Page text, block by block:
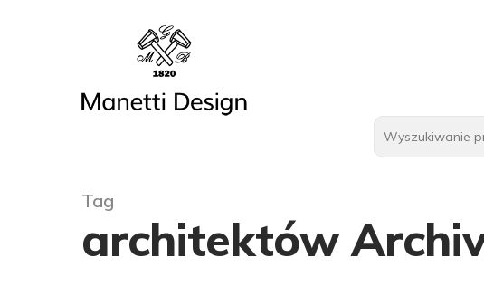
Tag
architektów